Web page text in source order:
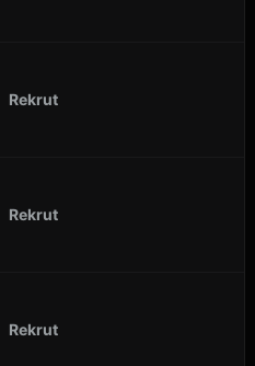
Rekrut
Rekrut
Rekrut